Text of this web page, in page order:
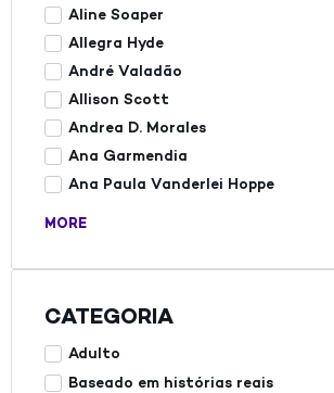
Aline Soaper
Allegra Hyde
André Valadão
Allison Scott
Andrea D. Morales
Ana Garmendia
Ana Paula Vanderlei Hoppe
MORE
CATEGORIA
Adulto
Baseado em histórias reais